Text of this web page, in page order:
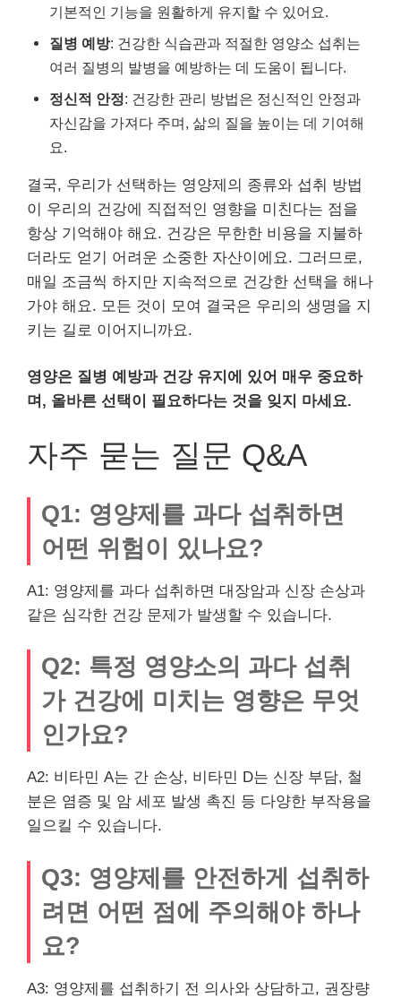
기본적인 기능을 원활하게 유지할 수 있어요.
질병 예방: 건강한 식습관과 적절한 영양소 섭취는
여러 질병의 발병을 예방하는 데 도움이 됩니다.
정신적 안정: 건강한 관리 방법은 정신적인 안정과
자신감을 가져다 주며, 삶의 질을 높이는 데 기여해
요.
결국, 우리가 선택하는 영양제의 종류와 섭취 방법
이 우리의 건강에 직접적인 영향을 미친다는 점을
항상 기억해야 해요. 건강은 무한한 비용을 지불하
더라도 얻기 어려운 소중한 자산이에요. 그러므로,
매일 조금씩 하지만 지속적으로 건강한 선택을 해나
가야 해요. 모든 것이 모여 결국은 우리의 생명을 지
키는 길로 이어지니까요.
영양은 질병 예방과 건강 유지에 있어 매우 중요하
며, 올바른 선택이 필요하다는 것을 잊지 마세요.
자주 묻는 질문 Q&A
Q1: 영양제를 과다 섭취하면
어떤 위험이 있나요?
A1: 영양제를 과다 섭취하면 대장암과 신장 손상과
같은 심각한 건강 문제가 발생할 수 있습니다.
Q2: 특정 영양소의 과다 섭취
가 건강에 미치는 영향은 무엇
인가요?
A2: 비타민 A는 간 손상, 비타민 D는 신장 부담, 철
분은 염증 및 암 세포 발생 촉진 등 다양한 부작용을
일으킬 수 있습니다.
Q3: 영양제를 안전하게 섭취하
려면 어떤 점에 주의해야 하나
요?
A3: 영양제를 섭취하기 전 의사와 상담하고, 권장량